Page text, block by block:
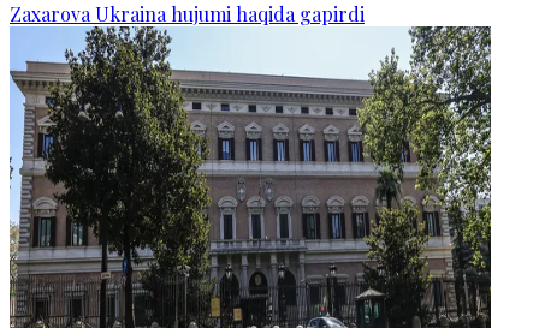
Zaxarova Ukraina hujumi haqida gapirdi